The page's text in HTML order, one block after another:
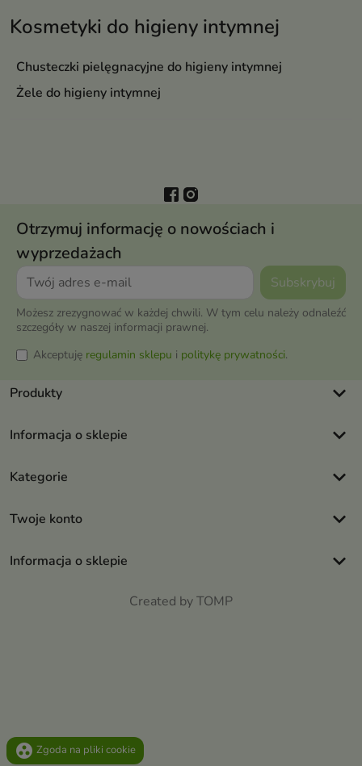
Kosmetyki do higieny intymnej
Chusteczki pielęgnacyjne do higieny intymnej
Żele do higieny intymnej
Otrzymuj informację o nowościach i
wyprzedażach
Możesz zrezygnować w każdej chwili. W tym celu należy odnaleźć
szczegóły w naszej informacji prawnej.
Akceptuję regulamin sklepu i politykę prywatności.
Produkty keyboard_arrow_down
Informacja o sklepie keyboard_arrow_down
Kategorie keyboard_arrow_down
Twoje konto keyboard_arrow_down
Informacja o sklepie keyboard_arrow_down
Created by TOMP
group_work Zgoda na pliki cookie